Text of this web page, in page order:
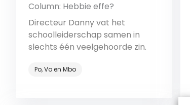
Column: Hebbie effe?
Directeur Danny vat het
schoolleiderschap samen in
slechts één veelgehoorde zin.
Po, Vo en Mbo